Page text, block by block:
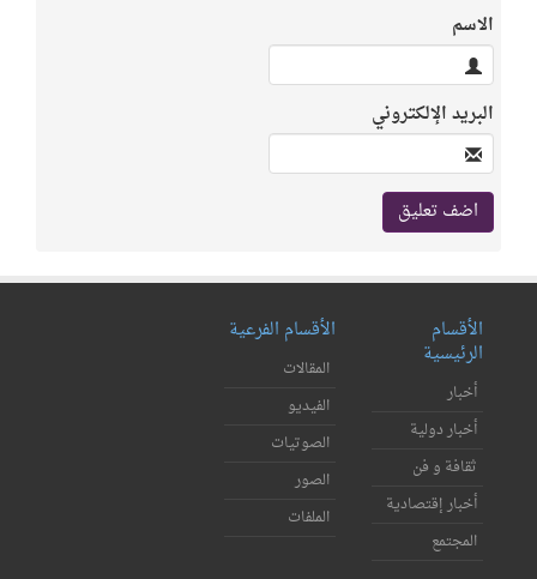
الاسم
البريد الإلكتروني
الأقسام
الرئيسية
أخبار
أخبار دولية
ثقافة و فن
أخبار إقتصادية
المجتمع
الأقسام الفرعية
المقالات
الفيديو
الصوتيات
الصور
الملفات